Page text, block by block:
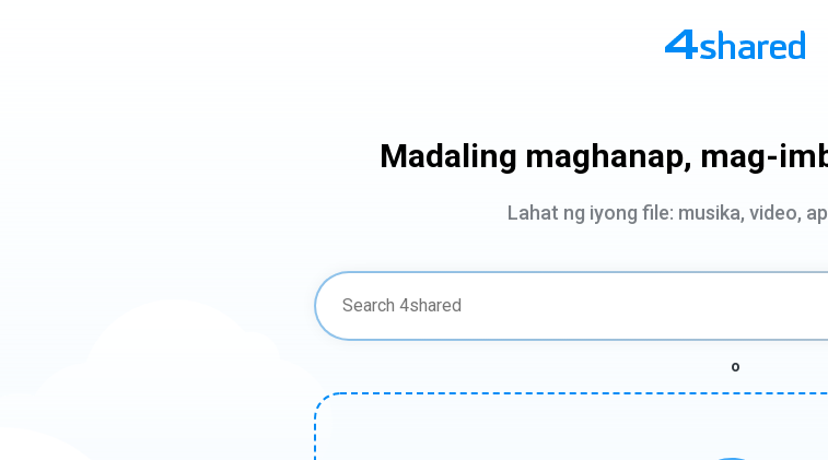
Madaling maghanap, mag-
Lahat ng iyong file: musika, video,
o